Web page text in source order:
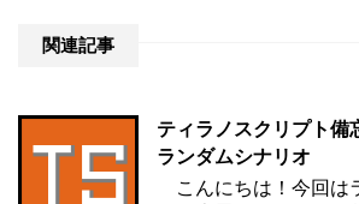
関連記事
ティラノスクリプト備
ランダムシナリオ
こんにちは！今回は